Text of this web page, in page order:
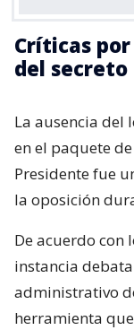
Críticas
del
La ausencia del
en el paquete
Presidente fue
la oposición
De acuerdo con
instancia
administrativo
herramienta